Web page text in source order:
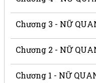
Chương 3 - NỮ
Chương 2 - NỮ
Chương 1 - NỮ